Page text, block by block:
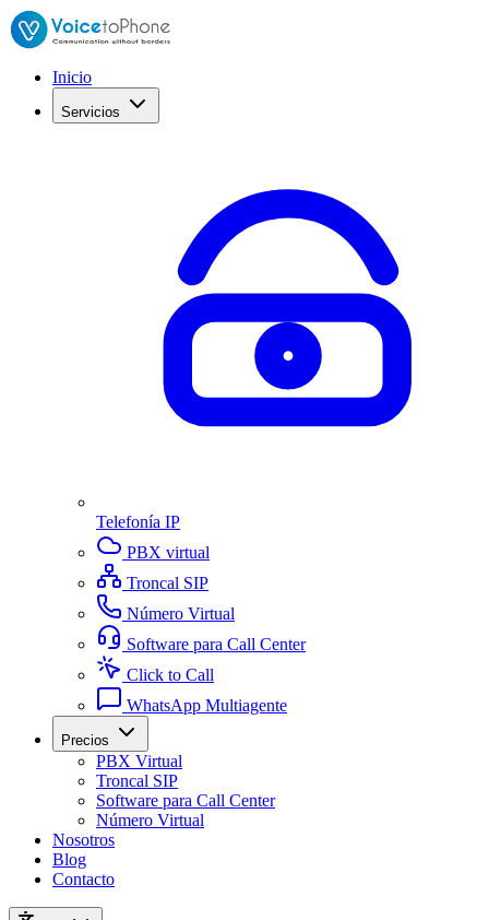
Inicio
Servicios
Telefonía IP
PBX virtual
Troncal SIP
Número Virtual
Software para Call Center
Click to Call
WhatsApp Multiagente
Precios
PBX Virtual
Troncal SIP
Software para Call Center
Número Virtual
Nosotros
Blog
Contacto